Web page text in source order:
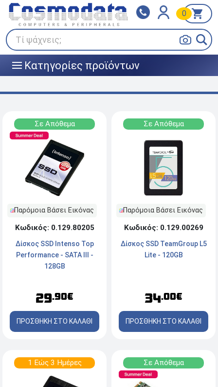
Τί ψάχνεις;
0
||| Κατηγορίες προϊόντων
Klarna
Πληρώστε σε 3
άτοκες δόσεις
BOX NOW
Σε Απόθεμα
Παρόμοια Βάσει Εικόνας
Κωδικός: 0.129.80205
Δίσκος SSD Intenso Top
Performance - SATA III -
128GB
29.90€
ΠΡΟΣΘΗΚΗ ΣΤΟ ΚΑΛΑΘΙ
Σε Απόθεμα
Παρόμοια Βάσει Εικόνας
Κωδικός: 0.129.00269
Δίσκος SSD TeamGroup L5
Lite - 120GB
34.00€
ΠΡΟΣΘΗΚΗ ΣΤΟ ΚΑΛΑΘΙ
1 Εώς 3 Ημέρες Σε Απόθεμα